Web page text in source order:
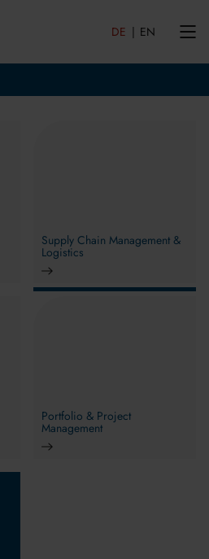
DE EN
Supply Chain Management &
Logistics
Portfolio & Project
Management